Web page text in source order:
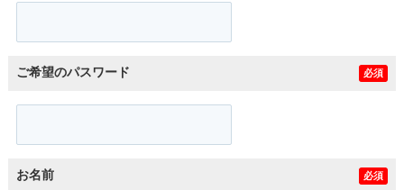
ご希望のパスワード 必須
お名前 必須